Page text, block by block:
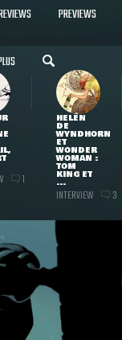
PREVIEWS
1
HELEN
DE
WYNDHORN
ET
WONDER
WOMAN :
TOM
KING ET
...
INTERVIEW 3